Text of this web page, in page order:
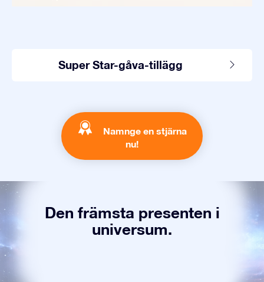
Super Star-gåva-tillägg
Namnge en stjärna
nu!
Den främsta presenten i
universum.